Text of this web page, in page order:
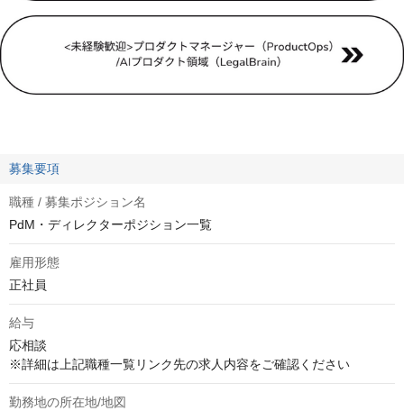
募集要項
職種 / 募集ポジション名
PdM・ディレクターポジション一覧
雇用形態
正社員
給与
応相談
※詳細は上記職種一覧リンク先の求人内容をご確認ください
勤務地の所在地/地図